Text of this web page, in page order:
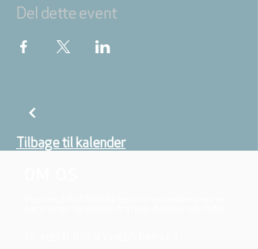
Del dette event
Tilbage til kalender